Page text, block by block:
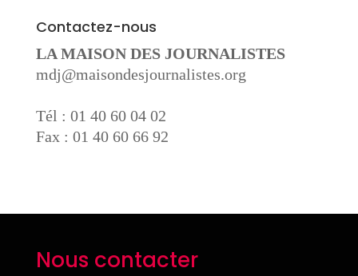
Contactez-nous
LA MAISON DES JOURNALISTES
mdj@maisondesjournalistes.org
Tél : 01 40 60 04 02
Fax : 01 40 60 66 92
Nous contacter